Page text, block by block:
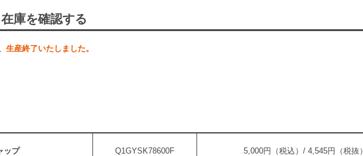
庫を確認する
生産終了いたしました。
ップ Q1GYSK78600F 5,000円（税込）/ 4,545円（税抜）